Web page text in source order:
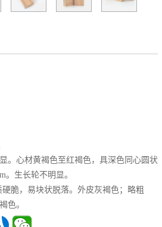
心材黄褐色至红褐色，具深色同心圆状
。生长轮不明显。
脆，易块状脱落。外皮灰褐色；略粗
色。